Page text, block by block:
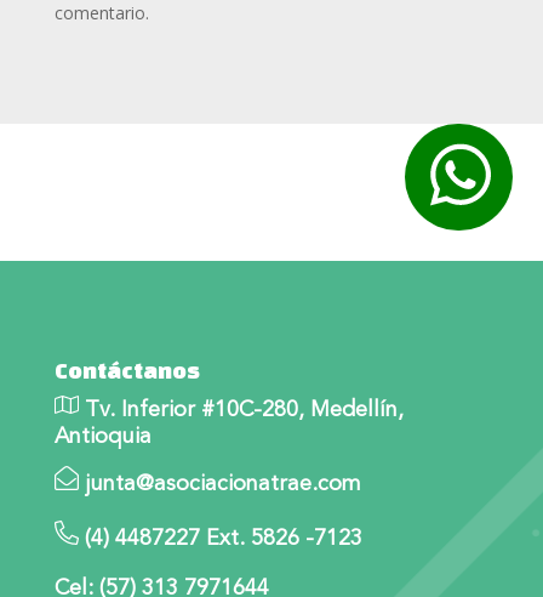
comentario.
Contáctanos
Tv. Inferior #10C-280, Medellín,
Antioquia
junta@asociacionatrae.com
(4) 4487227 Ext. 5826 -7123
Cel: (57) 313 7971644